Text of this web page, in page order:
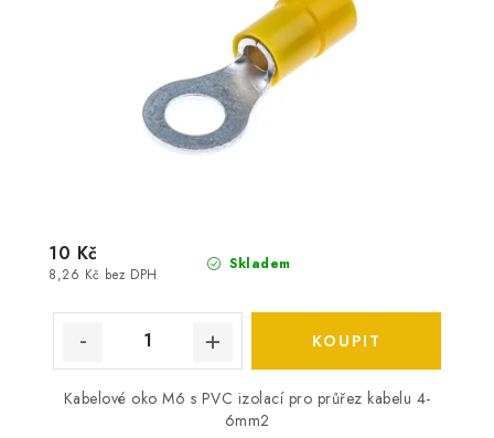
Skladem
8,26 Kč bez DPH
10 Kč
Kabelové oko M6 s PVC izolací pro průřez kabelu 4-
6mm2